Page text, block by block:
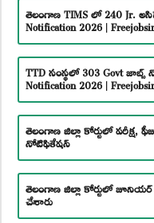
తెలంగాణ TIMS లో 240 Jr.
Notification 2026 |
TTD సంస్థలో 303 Govt జాబ్స్
Notification 2026 |
తెలంగాణ జిల్లా కోర్టులో పరీక్ష,
నోటిఫికేషన్
తెలంగాణ జిల్లా కోర్టులో
చేశారు